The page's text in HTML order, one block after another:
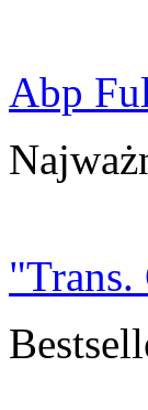
Abp
"Trans.